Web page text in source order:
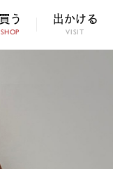
買う
SHOP
出かける
VISIT